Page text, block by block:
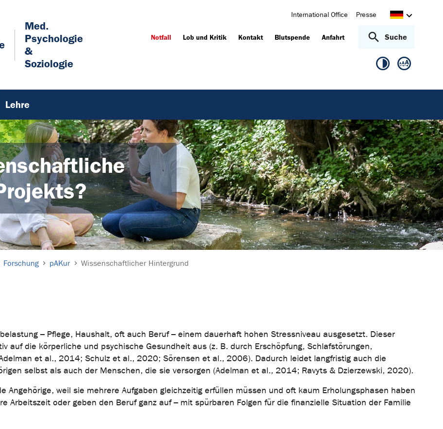
Med.
Psychologie
&
Soziologie
International Office Presse
Notfall Lob und Kritik Kontakt Blutspende Anfahrt Suche
Lehre
Forschung pAKur Wissenschaftlicher Hintergrund
– Pflege, Haushalt, oft auch Beruf – einem dauerhaft hohen Stressniveau ausgesetzt. Dieser
auf die körperliche und psychische Gesundheit aus (z. B. durch Erschöpfung, Schlafstörungen,
et al., 2014; Schulz et al., 2020; Sörensen et al., 2006). Dadurch leidet langfristig auch die
selbst als auch der Menschen, die sie versorgen (Adelman et al., 2014; Ravyts & Dzierzewski, 2020).
Angehörige, weil sie mehrere Aufgaben gleichzeitig erfüllen müssen und oft kaum Erholungsphasen haben
Arbeitszeit oder geben den Beruf ganz auf – mit spürbaren Folgen für die finanzielle Situation der Familie